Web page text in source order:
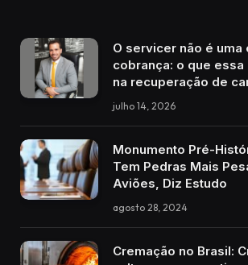
O servicer não é uma
cobrança: o que
na recuperação de
julho 14, 2026
Monumento Pré-
Tem Pedras Mais
Aviões, Diz Estudo
agosto 28, 2024
Cremação no Brasil: